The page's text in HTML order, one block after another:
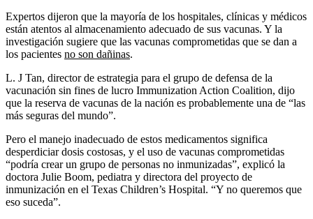
Expertos dijeron que la mayoría de los hospitales, clínicas y médicos
están atentos al almacenamiento adecuado de sus vacunas. Y la
investigación sugiere que las vacunas comprometidas que se dan a
los pacientes no son dañinas.
L. J Tan, director de estrategia para el grupo de defensa de la
vacunación sin fines de lucro Immunization Action Coalition, dijo
que la reserva de vacunas de la nación es probablemente una de “las
más seguras del mundo”.
Pero el manejo inadecuado de estos medicamentos significa
desperdiciar dosis costosas, y el uso de vacunas comprometidas
“podría crear un grupo de personas no inmunizadas”, explicó la
doctora Julie Boom, pediatra y directora del proyecto de
inmunización en el Texas Children’s Hospital. “Y no queremos que
eso suceda”.